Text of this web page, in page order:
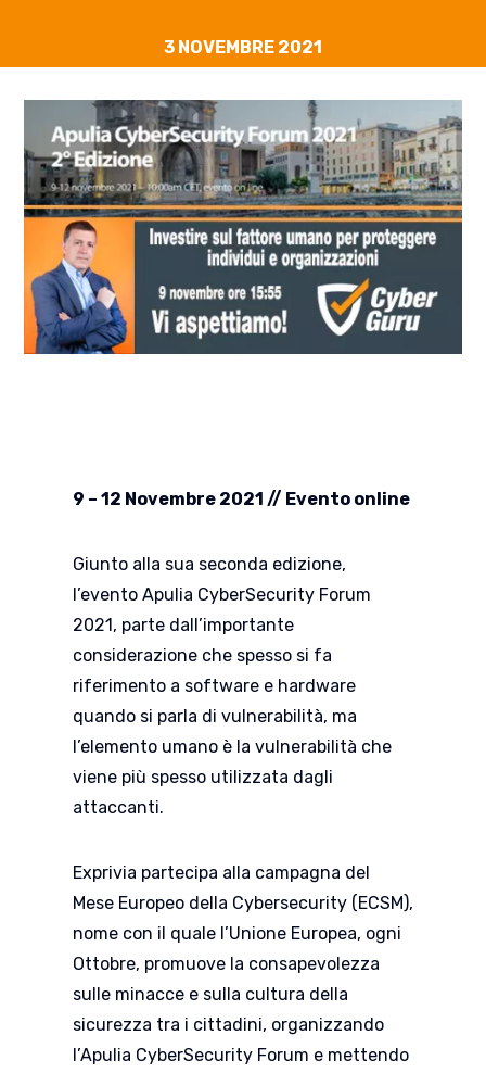
3 NOVEMBRE 2021
9 – 12 Novembre 2021 // Evento online
Giunto alla sua seconda edizione,
l’evento Apulia CyberSecurity Forum
2021, parte dall’importante
considerazione che spesso si fa
riferimento a software e hardware
quando si parla di vulnerabilità, ma
l’elemento umano è la vulnerabilità che
viene più spesso utilizzata dagli
attaccanti.
Exprivia partecipa alla campagna del
Mese Europeo della Cybersecurity (ECSM),
nome con il quale l’Unione Europea, ogni
Ottobre, promuove la consapevolezza
sulle minacce e sulla cultura della
sicurezza tra i cittadini, organizzando
l’Apulia CyberSecurity Forum e mettendo